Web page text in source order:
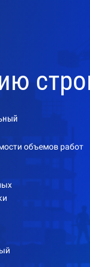
объемов работ